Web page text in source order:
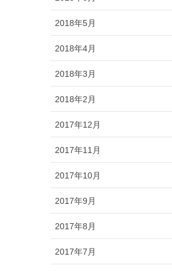
2018年5月
2018年4月
2018年3月
2018年2月
2017年12月
2017年11月
2017年10月
2017年9月
2017年8月
2017年7月